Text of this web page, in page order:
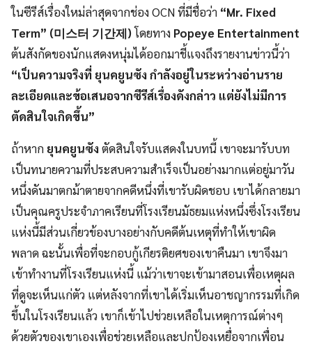
ในซีรีส์เรื่องใหม่ล่าสุดจากช่อง OCN ที่มีชื่อว่า “Mr. Fixed
Term” (미스터 기간제)โดยทาง Popeye Entertainment
ต้นสังกัดของนักแสดงหนุ่มได้ออกมาชี้แจงถึงรายงานข่าวนี้ว่า
“เป็นความจริงที่ ยุนคยูนซัง กำลังอยู่ในระหว่างอ่านราย
ละเอียดและข้อเสนอจากซีรีส์เรื่องดังกล่าว แต่ยังไม่มีการ
ตัดสินใจเกิดขึ้น”
ถ้าหาก ยุนคยูนซังตัดสินใจรับแสดงในบทนี้ เขาจะมารับบท
เป็นทนายความที่ประสบความสำเร็จเป็นอย่างมากแต่อยู่มาวัน
หนึ่งดันมาตกม้าตายจากคดีหนึ่งที่เขารับผิดชอบ เขาได้กลายมา
เป็นคุณครูประจำภาคเรียนที่โรงเรียนมัธยมแห่งหนึ่งซึ่งโรงเรียน
แห่งนี้มีส่วนเกี่ยวข้องบางอย่างกับคดีต้นเหตุที่ทำให้เขาผิด
พลาด ฉะนั้นเพื่อที่จะกอบกู้เกียรติยศของเขาคืนมา เขาจึงมา
เข้าทำงานที่โรงเรียนแห่งนี้ แม้ว่าเขาจะเข้ามาสอนเพื่อเหตุผล
ที่ดูจะเห็นแก่ตัว แต่หลังจากที่เขาได้เริ่มเห็นอาชญากรรมที่เกิด
ขึ้นในโรงเรียนแล้ว เขาก็เข้าไปช่วยเหลือในเหตุการณ์ต่างๆ
ด้วยตัวของเขาเองเพื่อช่วยเหลือและปกป้องเหยื่อจากเพื่อน